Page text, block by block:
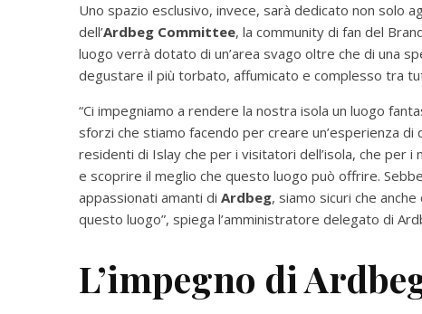
Uno spazio esclusivo, invece, sarà dedicato non solo
dell’Ardbeg Committee, la community di fan del
luogo verrà dotato di un’area svago oltre che di una
degustare il più torbato, affumicato e complesso tra
“Ci impegniamo a rendere la nostra isola un luogo
sforzi che stiamo facendo per creare un’esperienza
residenti di Islay che per i visitatori dell’isola, che per
e scoprire il meglio che questo luogo può offrire.
appassionati amanti di Ardbeg, siamo sicuri che
questo luogo”, spiega l’amministratore delegato di
L’impegno di